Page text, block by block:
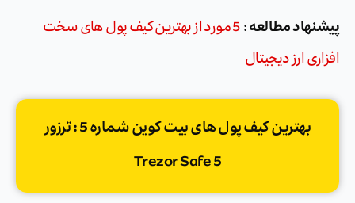
پیشنهاد مطالعه : 5 مورد از بهترین کیف پول های سخت
افزاری ارز دیجیتال
بهترین کیف پول های بیت کوین شماره 5 : ترزور
Trezor Safe 5